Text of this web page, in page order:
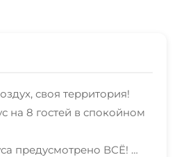
своя территория!
на 8 гостей в спокойном
предусмотрено ВСЁ!